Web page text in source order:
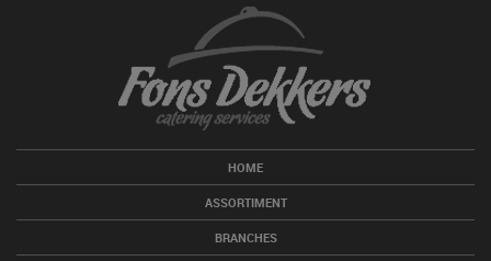
HOME
ASSORTIMENT
BRANCHES